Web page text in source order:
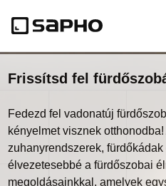
Frissítsd fel
Fedezd fel vadonatúj
kényelmet visznek
zuhanyrendszerek,
élvezetesebbé a fürdőszobai
megoldásainkkal, amelyek